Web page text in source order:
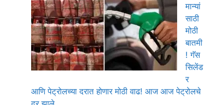
मान्यां
साठी
मोठी
बातमी
! गॅस
सिलेंड
र
आणि पेट्रोलच्या दरात होणार मोठी वाढ! आज आज पेट्रोलचे